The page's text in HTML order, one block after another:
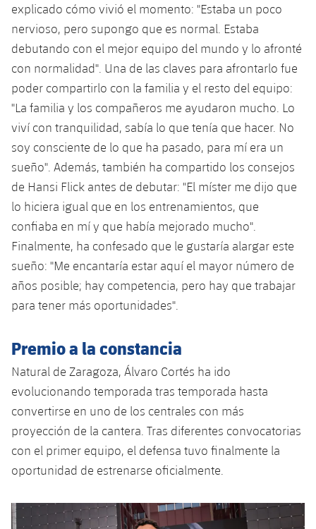
Jugadores
Fotos
Palmarés
Clasificaciones
Juvenil
Infantil
Alevín
Atletismo
plusicon
más
Actualidad
Masculino
Femenino
Agenda
Baloncesto en silla de ruedas
plusicon
más
Actualidad
Jugadores
Calendario
Resultados
Clasificaciones
Hockey sobre hielo
plusicon
más
Actualidad
Jugadores
Calendario
Resultados
Clasificaciones
Hockey hierba
plusicon
más
Noticias
Hockey Hierba Masculino
Hockey Hierba Femenino
Patinaje artístico
plusicon
más
Actualidad
Plantilla
Agenda
Escuela de Patinaje
Rugby
plusicon
más
Actualidad
Calendario
Resultados
Clasificaciones
Fotos
Voleibol
plusicon
más
Voleibol masculino
Voleibol femenino
plusicon
más
Apúntate a las amateurs
Carnet de las Secciones Amateurs
PLUSICON
MÁS
League of Legends
VALORANT Rising
eFootball
explicado cómo vivió el momento: "Estaba un poco
nervioso, pero supongo que es normal. Estaba
debutando con el mejor equipo del mundo y lo afronté
con normalidad". Una de las claves para afrontarlo fue
poder compartirlo con la familia y el resto del equipo:
"La familia y los compañeros me ayudaron mucho. Lo
viví con tranquilidad, sabía lo que tenía que hacer. No
soy consciente de lo que ha pasado, para mí era un
sueño". Además, también ha compartido los consejos
de Hansi Flick antes de debutar: "El míster me dijo que
lo hiciera igual que en los entrenamientos, que
confiaba en mí y que había mejorado mucho".
Finalmente, ha confesado que le gustaría alargar este
sueño: "Me encantaría estar aquí el mayor número de
años posible; hay competencia, pero hay que trabajar
para tener más oportunidades".
Premio a la constancia
Natural de Zaragoza, Álvaro Cortés ha ido
evolucionando temporada tras temporada hasta
convertirse en uno de los centrales con más
proyección de la cantera. Tras diferentes convocatorias
con el primer equipo, el defensa tuvo finalmente la
oportunidad de estrenarse oficialmente.
Anterior
label.aria.chevronleft Siguiente